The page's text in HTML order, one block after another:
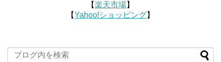
【楽天市場】
【Yahoo!ショッピング】